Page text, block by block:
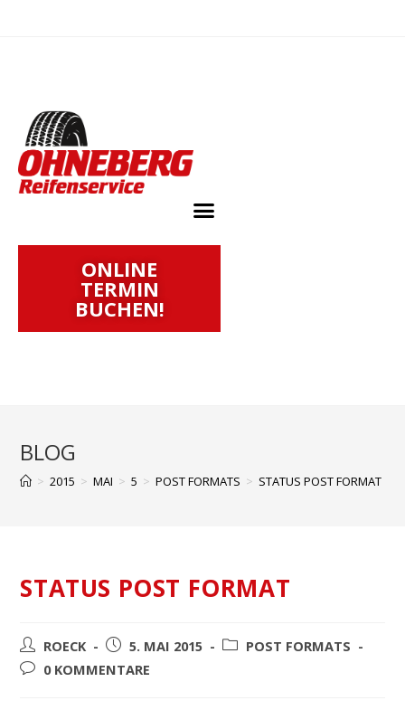
ONLINE
TERMIN
BUCHEN!
BLOG
> 2015 > MAI > 5 > POST FORMATS > STATUS POST FORMAT
STATUS POST FORMAT
ROECK 5. MAI 2015
POST FORMATS
0 KOMMENTARE